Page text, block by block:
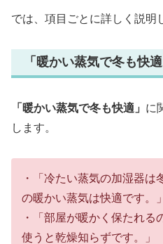
では、項目ごとに詳しく説明
「暖かい蒸気で冬も快適
「暖かい蒸気で冬も快適」 に
します。
・「冷たい蒸気の加湿器
の暖かい蒸気は快適です。」
・「部屋が暖かく保たれる
使うと乾燥知らずです。」